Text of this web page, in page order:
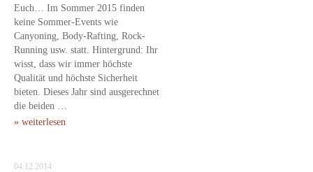
Euch… Im Sommer 2015 finden
keine Sommer-Events wie
Canyoning, Body-Rafting, Rock-
Running usw. statt. Hintergrund: Ihr
wisst, dass wir immer höchste
Qualität und höchste Sicherheit
bieten. Dieses Jahr sind ausgerechnet
die beiden …
» weiterlesen
04.12.2014